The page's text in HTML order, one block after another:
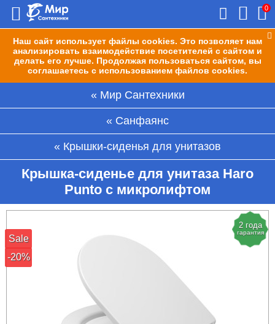
Наш сайт использует файлы cookies. Это позволяет нам
анализировать взаимодействие посетителей с сайтом и
делать его лучше. Продолжая пользоваться сайтом, вы
соглашаетесь с использованием файлов cookies.
0
Мир Сантехники
Санфаянс
Крышки-сиденья для унитазов
Крышка-сиденье для унитаза Haro
Punto с микролифтом
-20%
Sale
2 года
гарантия